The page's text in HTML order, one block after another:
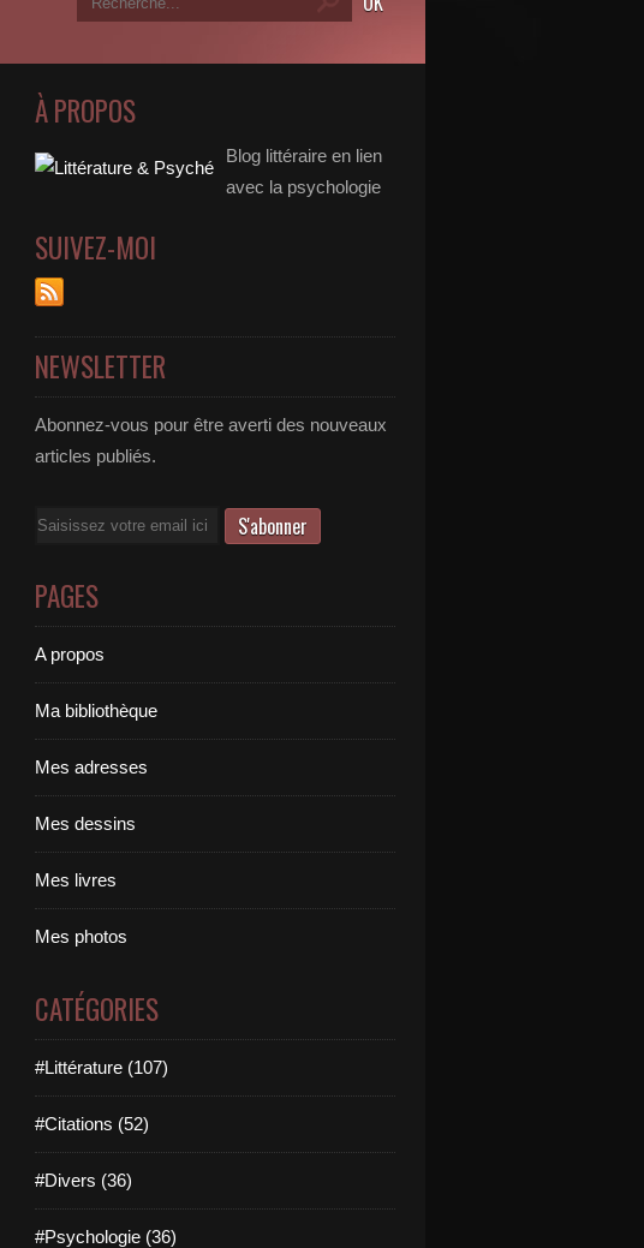
À PROPOS
Blog littéraire en lien
avec la psychologie
SUIVEZ-MOI
NEWSLETTER
Abonnez-vous pour être averti des nouveaux
articles publiés.
Email
PAGES
A propos
Ma bibliothèque
Mes adresses
Mes dessins
Mes livres
Mes photos
CATÉGORIES
#Littérature (107)
#Citations (52)
#Divers (36)
#Psychologie (36)